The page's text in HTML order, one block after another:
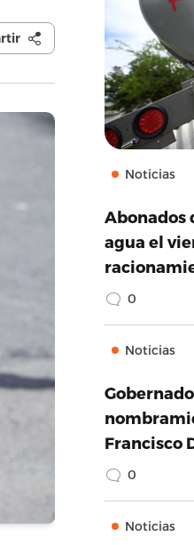
Noticias
Abonados
agua el
0
Noticias
Francisco
0
Noticias